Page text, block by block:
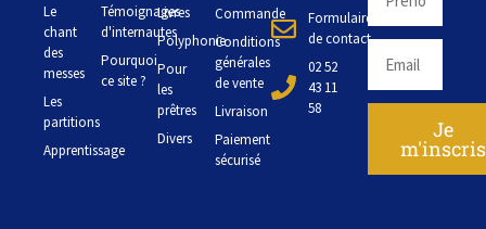
Le
chant
des
messes
Les
partitions
Apprentissage
Témoignages
d'internautes
Pourquoi
ce site ?
Livres
Polyphonie
Pour
les
prêtres
Divers
Commande
Conditions
générales
de vente
Livraison
Paiement
sécurisé
Formulaire
de contact
02 52
43 11
58
Je
m'inscris